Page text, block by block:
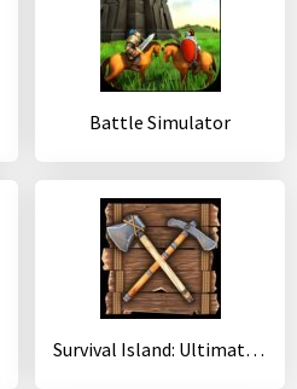
Battle Simulator
Survival Island: Ultimate Craft - Simulator